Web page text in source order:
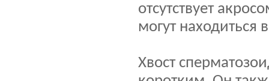
отсутствует
могут находиться
Хвост